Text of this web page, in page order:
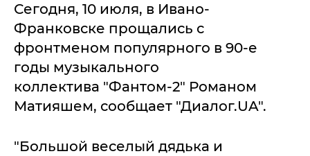
Сегодня, 10 июля, в Ивано-
Франковске прощались с
фронтменом популярного в 90-е
годы музыкального
коллектива "Фантом-2" Романом
Матияшем, сообщает "Диалог.UA".
"Большой веселый дядька и